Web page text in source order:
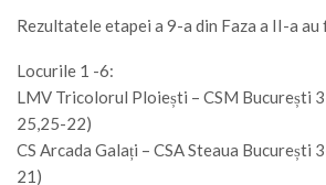
Rezultatele etapei a 9-a din Faza a II-a
Locurile 1 -6:
LMV Tricolorul Ploiești – CSM București
25,25-22)
CS Arcada Galați – CSA Steaua
21)